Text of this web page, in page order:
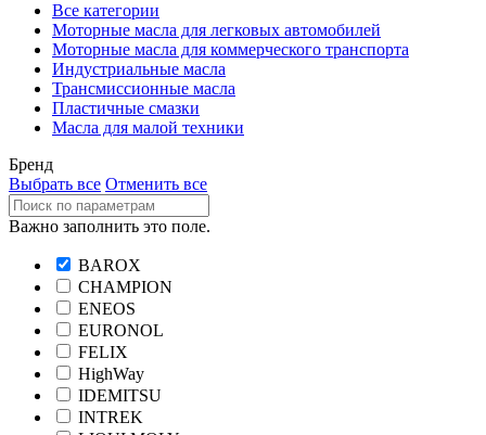
Все категории
Моторные масла для легковых автомобилей
Моторные масла для коммерческого транспорта
Индустриальные масла
Трансмиссионные масла
Пластичные смазки
Масла для малой техники
Бренд
Выбрать все Отменить все
Важно заполнить это поле.
BAROX
CHAMPION
ENEOS
EURONOL
FELIX
HighWay
IDEMITSU
INTREK